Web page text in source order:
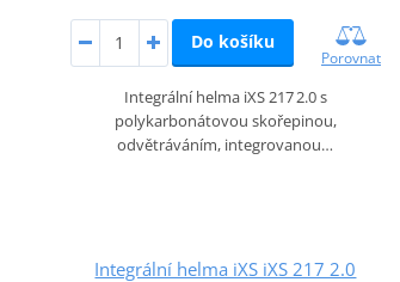
Do košíku
Porovnat
Integrální helma iXS 217 2.0 s
polykarbonátovou skořepinou,
odvětráváním, integrovanou…
Integrální helma iXS iXS 217 2.0